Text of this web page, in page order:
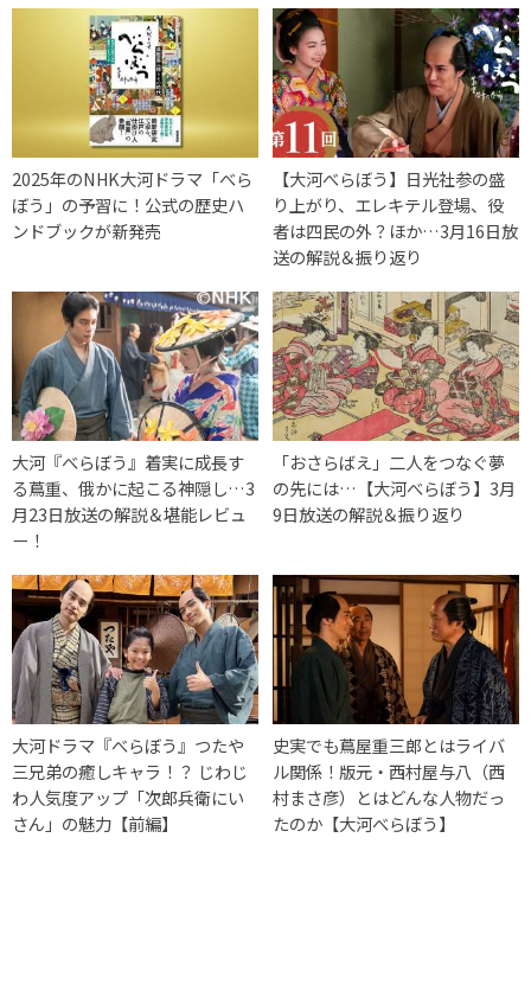
2025年のNHK大河ドラマ「べら
ぼう」の予習に！公式の歴史ハ
ンドブックが新発売
【大河べらぼう】日光社参の盛
り上がり、エレキテル登場、役
者は四民の外？ほか…3月16日放
送の解説＆振り返り
大河『べらぼう』着実に成長す
る蔦重、俄かに起こる神隠し…3
月23日放送の解説＆堪能レビュ
ー！
「おさらばえ」二人をつなぐ夢
の先には…【大河べらぼう】3月
9日放送の解説＆振り返り
大河ドラマ『べらぼう』つたや
三兄弟の癒しキャラ！？ じわじ
わ人気度アップ「次郎兵衛にい
さん」の魅力【前編】
史実でも蔦屋重三郎とはライバ
ル関係！版元・西村屋与八（西
村まさ彦）とはどんな人物だっ
たのか【大河べらぼう】